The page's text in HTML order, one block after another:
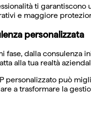
ti
e maggiore
personalizzata
fase, dalla consulenza
alla tua realtà
personalizzato può
a trasformare la